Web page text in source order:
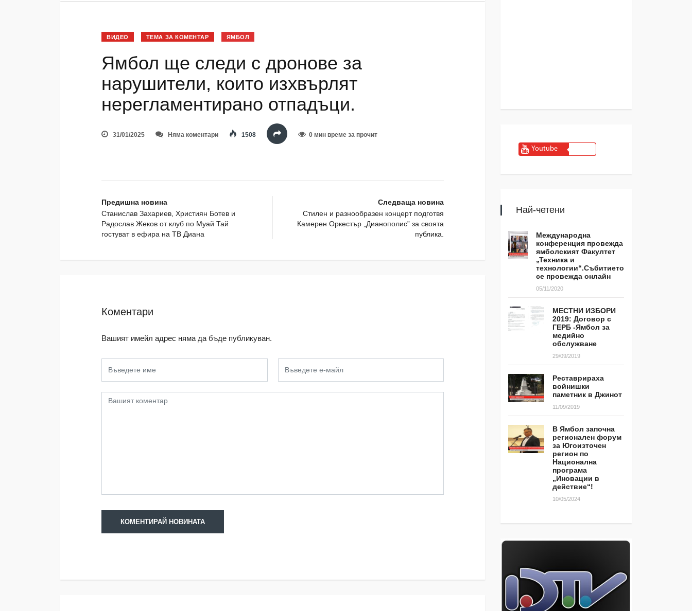
ВИДЕО ТЕМА ЗА КОМЕНТАР ЯМБОЛ
Ямбол ще следи с дронове за
нарушители, които изхвърлят
нерегламентирано отпадъци.
31/01/2025 Няма коментари 1508 0 мин време за прочит
Предишна новина
Станислав Захариев, Християн Ботев и
Радослав Жеков от клуб по Муай Тай
гостуват в ефира на ТВ Диана
Следваща новина
Стилен и разнообразен концерт подготвя
Камерен Оркестър „Дианополис” за своята
публика.
Коментари
Вашият имейл адрес няма да бъде публикуван.
Youtube
Най-четени
Международна
конференция провежда
ямболският Факултет
„Техника и
технологии“.Събитието
се провежда онлайн
05/11/2020
МЕСТНИ ИЗБОРИ
2019: Договор с
ГЕРБ -Ямбол за
медийно
обслужване
29/09/2019
Реставрираха
войнишки
паметник в Джинот
11/09/2019
В Ямбол започна
регионален форум
за Югоизточен
регион по
Национална
програма
„Иновации в
действие“!
10/05/2024